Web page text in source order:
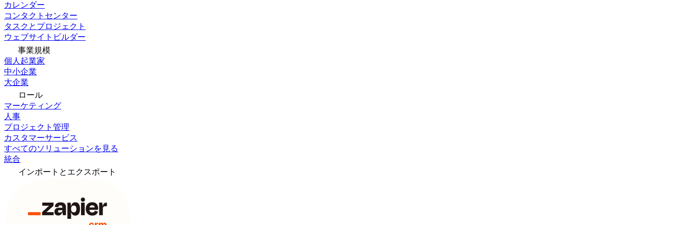
カレンダー
コンタクトセンター
タスクとプロジェクト
ウェブサイトビルダー
事業規模
個人起業家
中小企業
大企業
ロール
マーケティング
人事
プロジェクト管理
カスタマーサービス
すべてのソリューションを見る
統合
インポートとエクスポート